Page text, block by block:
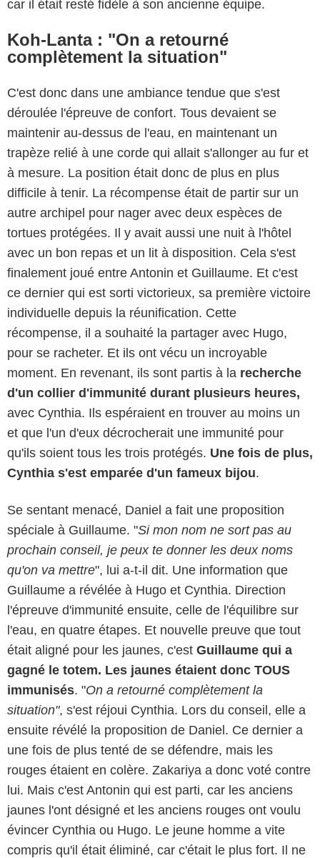
car il était resté fidèle à son ancienne équipe.
Koh-Lanta : "On a retourné
complètement la situation"
C'est donc dans une ambiance tendue que s'est
déroulée l'épreuve de confort. Tous devaient se
maintenir au-dessus de l'eau, en maintenant un
trapèze relié à une corde qui allait s'allonger au fur et
à mesure. La position était donc de plus en plus
difficile à tenir. La récompense était de partir sur un
autre archipel pour nager avec deux espèces de
tortues protégées. Il y avait aussi une nuit à l'hôtel
avec un bon repas et un lit à disposition. Cela s'est
finalement joué entre Antonin et Guillaume. Et c'est
ce dernier qui est sorti victorieux, sa première victoire
individuelle depuis la réunification. Cette
récompense, il a souhaité la partager avec Hugo,
pour se racheter. Et ils ont vécu un incroyable
moment. En revenant, ils sont partis à la recherche
d'un collier d'immunité durant plusieurs heures,
avec Cynthia. Ils espéraient en trouver au moins un
et que l'un d'eux décrocherait une immunité pour
qu'ils soient tous les trois protégés. Une fois de plus,
Cynthia s'est emparée d'un fameux bijou.
Se sentant menacé, Daniel a fait une proposition
spéciale à Guillaume. "Si mon nom ne sort pas au
prochain conseil, je peux te donner les deux noms
qu'on va mettre", lui a-t-il dit. Une information que
Guillaume a révélée à Hugo et Cynthia. Direction
l'épreuve d'immunité ensuite, celle de l'équilibre sur
l'eau, en quatre étapes. Et nouvelle preuve que tout
était aligné pour les jaunes, c'est Guillaume qui a
gagné le totem. Les jaunes étaient donc TOUS
immunisés. "On a retourné complètement la
situation", s'est réjoui Cynthia. Lors du conseil, elle a
ensuite révélé la proposition de Daniel. Ce dernier a
une fois de plus tenté de se défendre, mais les
rouges étaient en colère. Zakariya a donc voté contre
lui. Mais c'est Antonin qui est parti, car les anciens
jaunes l'ont désigné et les anciens rouges ont voulu
évincer Cynthia ou Hugo. Le jeune homme a vite
compris qu'il était éliminé, car c'était le plus fort. Il ne